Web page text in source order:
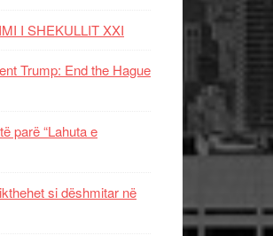
I SHEKULLIT XXI
Trump: End the Hague
parë “Lahuta e
si dëshmitar në